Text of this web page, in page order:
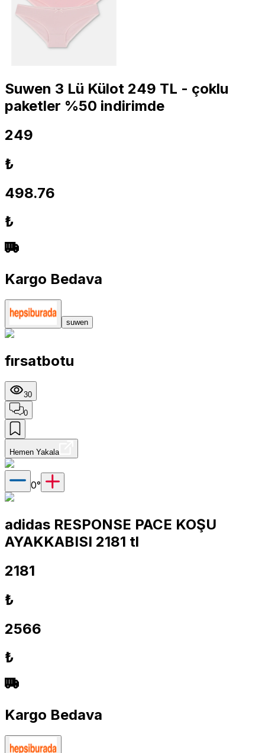
Suwen 3 Lü Külot 249 TL - çoklu
paketler %50 indirimde
249
₺
498.76
₺
Kargo Bedava
suwen
fırsatbotu
30
0
Hemen Yakala
0°
adidas RESPONSE PACE KOŞU
AYAKKABISI 2181 tl
2181
₺
2566
₺
Kargo Bedava